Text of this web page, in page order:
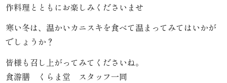
折
詰
当
作料理とともにお楽しみくださいませ
寒い冬は、温かいカニスキを食べて温まってみてはいかが
でしょうか？
皆様も召し上がってみてくださいね。
食游膳 くらま堂 スタッフ一同